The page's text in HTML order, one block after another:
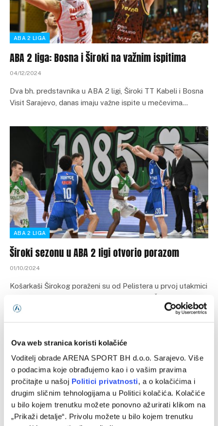
Ova web stranica koristi kolačiće
Voditelj obrade ARENA SPORT BH d.o.o. Sarajevo. Više
o podacima koje obrađujemo kao i o vašim pravima
pročitajte u našoj Politici privatnosti, a o kolačićima i
drugim sličnim tehnologijama u Politici kolačića. Kolačiće
u bilo kojem trenutku možete ponovno ažurirati klikom na
„Prikaži detalje“. Privolu možete u bilo kojem trenutku
ABA 2 LIGA
ABA 2 liga: Bosna i Široki na važnim ispitima
04/12/2024
Dva bh. predstavnika u ABA 2 ligi, Široki TT Kabeli i Bosna
Visit Sarajevo, danas imaju važne ispite u mečevima…
ABA 2 LIGA
Široki sezonu u ABA 2 ligi otvorio porazom
01/10/2024
Košarkaši Širokog poraženi su od Pelistera u prvoj utakmici
ABA 2 lige. Rezultat meča glasio je 74:72. Čitavim tokom
utakmice…
Programska šema